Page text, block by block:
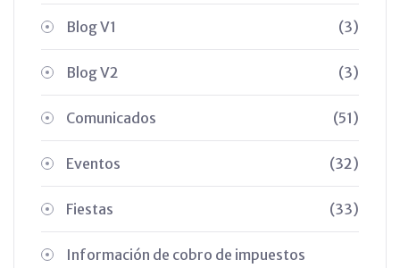
Blog V1 (3)
Blog V2 (3)
Comunicados (51)
Eventos (32)
Fiestas (33)
Información de cobro de impuestos